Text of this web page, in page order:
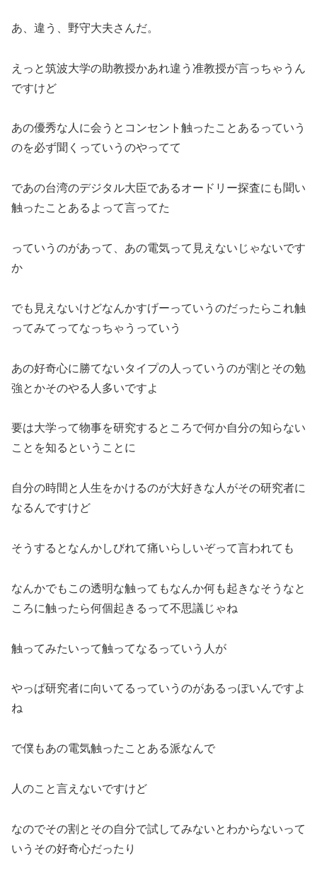
あ、違う、野守大夫さんだ。
えっと筑波大学の助教授かあれ違う准教授が言っちゃうん
ですけど
あの優秀な人に会うとコンセント触ったことあるっていう
のを必ず聞くっていうのやってて
であの台湾のデジタル大臣であるオードリー探査にも聞い
触ったことあるよって言ってた
っていうのがあって、あの電気って見えないじゃないです
か
でも見えないけどなんかすげーっていうのだったらこれ触
ってみてってなっちゃうっていう
あの好奇心に勝てないタイプの人っていうのが割とその勉
強とかそのやる人多いですよ
要は大学って物事を研究するところで何か自分の知らない
ことを知るということに
自分の時間と人生をかけるのが大好きな人がその研究者に
なるんですけど
そうするとなんかしびれて痛いらしいぞって言われても
なんかでもこの透明な触ってもなんか何も起きなそうなと
ころに触ったら何個起きるって不思議じゃね
触ってみたいって触ってなるっていう人が
やっぱ研究者に向いてるっていうのがあるっぽいんですよ
ね
で僕もあの電気触ったことある派なんで
人のこと言えないですけど
なのでその割とその自分で試してみないとわからないって
いうその好奇心だったり